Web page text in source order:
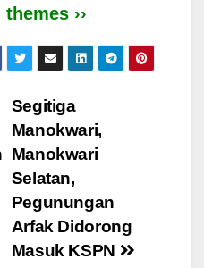
››
Segitiga
Manokwari,
Manokwari
Selatan,
Pegunungan
Arfak Didorong
Masuk KSPN